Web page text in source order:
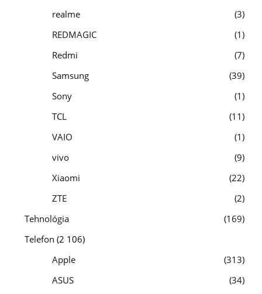
realme
3
REDMAGIC
1
Redmi
7
Samsung
39
Sony
1
TCL
11
VAIO
1
vivo
9
Xiaomi
22
ZTE
2
Tehnológia
169
Telefon (2 106)
Apple
313
ASUS
34